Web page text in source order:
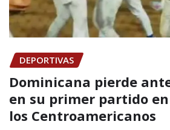
DEPORTIVAS
Dominicana pierde
en su primer partido
los Centroamericanos